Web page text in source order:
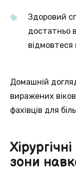
Здоровий
достатньо
відмовтеся
Домашній
виражених
фахівців для
зони